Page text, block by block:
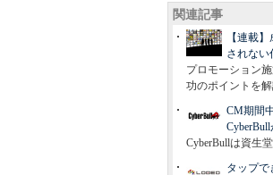
関連記事
【連載
されない
プロモーション
功のポイントを解
CM期間
CyberBullは資生
タップで